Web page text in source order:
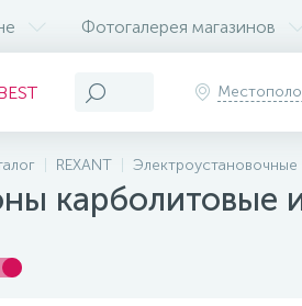
Фотогалерея магазинов
REXANT Электроустановочные
карболитовые